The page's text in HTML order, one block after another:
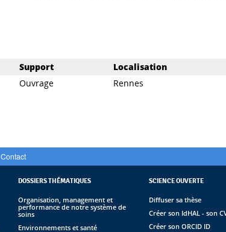
Support Localisation
Ouvrage Rennes
Contact
DOSSIERS THÉMATIQUES
Organisation, management et
performance de notre système de
soins
Environnements et santé
SCIENCE OUVERTE
Diffuser sa thèse
Créer son IdHAL - son
Créer son ORCID ID